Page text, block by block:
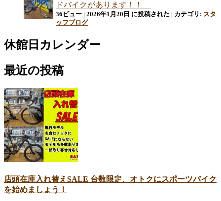
ドバイクがあります！！
36ビュー 2026年1月20日 に投稿された カテゴリ: スタ
ッフブログ
休館日カレンダー
最近の投稿
店頭在庫入れ替えSALE 台数限定、オトクにスポーツバイク
を始めましょう！